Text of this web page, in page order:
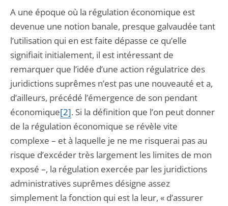
A une époque où la régulation économique est
devenue une notion banale, presque galvaudée tant
l’utilisation qui en est faite dépasse ce qu’elle
signifiait initialement, il est intéressant de
remarquer que l’idée d’une action régulatrice des
juridictions suprêmes n’est pas une nouveauté et a,
d’ailleurs, précédé l’émergence de son pendant
économique[2]. Si la définition que l’on peut donner
de la régulation économique se révèle vite
complexe – et à laquelle je ne me risquerai pas au
risque d’excéder très largement les limites de mon
exposé –, la régulation exercée par les juridictions
administratives suprêmes désigne assez
simplement la fonction qui est la leur, « d’assurer